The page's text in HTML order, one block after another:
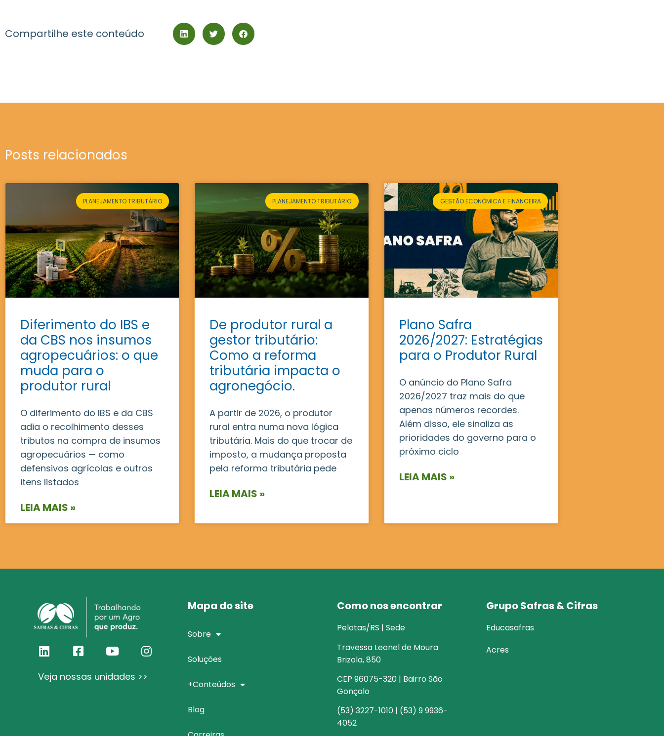
Compartilhe este conteúdo
Posts relacionados
PLANEJAMENTO TRIBUTÁRIO
Diferimento do IBS e
da CBS nos insumos
agropecuários: o que
muda para o
produtor rural
O diferimento do IBS e da CBS
adia o recolhimento desses
tributos na compra de insumos
agropecuários — como
defensivos agrícolas e outros
itens listados
LEIA MAIS »
PLANEJAMENTO TRIBUTÁRIO
De produtor rural a
gestor tributário:
Como a reforma
tributária impacta o
agronegócio.
A partir de 2026, o produtor
rural entra numa nova lógica
tributária. Mais do que trocar de
imposto, a mudança proposta
pela reforma tributária pede
LEIA MAIS »
GESTÃO ECONÔMICA E FINANCEIRA
Plano Safra
2026/2027: Estratégias
para o Produtor Rural
O anúncio do Plano Safra
2026/2027 traz mais do que
apenas números recordes.
Além disso, ele sinaliza as
prioridades do governo para o
próximo ciclo
LEIA MAIS »
Veja nossas unidades >>
Mapa do site
Sobre
Soluções
+Conteúdos
Blog
Como nos encontrar
Pelotas/RS | Sede
Travessa Leonel de Moura
Brizola, 850
CEP 96075-320 | Bairro São
Gonçalo
(53) 3227-1010 | (53) 9 9936-
4052
Grupo Safras & Cifras
Educasafras
Acres